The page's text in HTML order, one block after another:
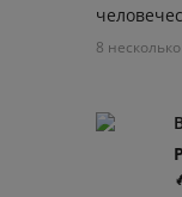
8